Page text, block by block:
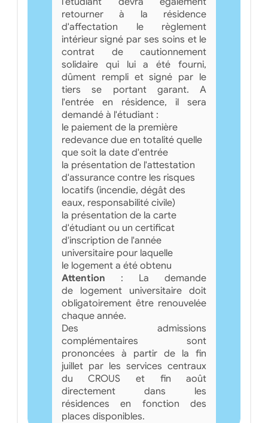
retourner à la résidence
d'affectation le règlement
intérieur signé par ses soins et le
contrat de cautionnement
solidaire qui lui a été fourni,
dûment rempli et signé par le
tiers se portant garant. A
l'entrée en résidence, il sera
demandé à l'étudiant :
le paiement de la première
redevance due en totalité quelle
que soit la date d'entrée
la présentation de l'attestation
d'assurance contre les risques
locatifs (incendie, dégât des
eaux, responsabilité civile)
la présentation de la carte
d'étudiant ou un certificat
d'inscription de l'année
universitaire pour laquelle
le logement a été obtenu
Attention : La demande
de logement universitaire doit
obligatoirement être renouvelée
chaque année.
Des admissions
complémentaires sont
prononcées à partir de la fin
juillet par les services centraux
du CROUS et fin août
directement dans les
résidences en fonction des
places disponibles.